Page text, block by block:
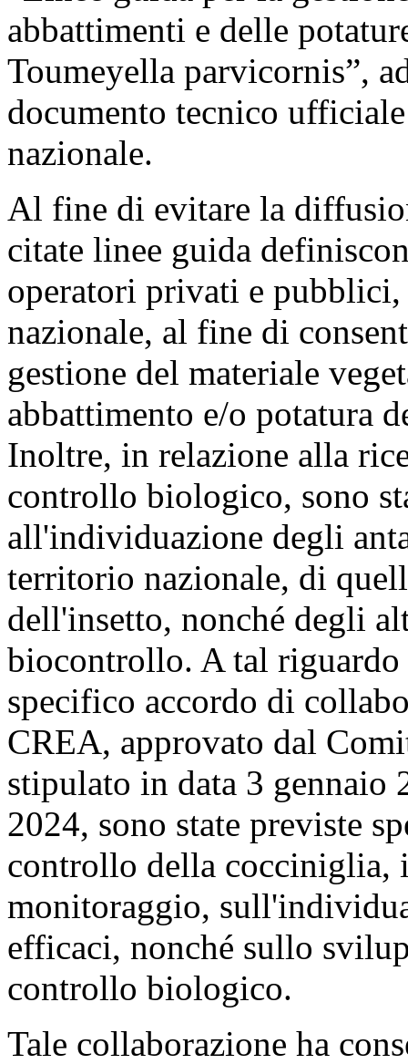
abbattimenti e delle
Toumeyella parvicornis”,
documento tecnico
nazionale.
Al fine di evitare la
citate linee guida
operatori privati e
nazionale, al fine di
gestione del materiale
abbattimento e/o potatura
Inoltre, in relazione alla
controllo biologico, sono
all'individuazione degli
territorio nazionale, di
dell'insetto, nonché degli
biocontrollo. A tal
specifico accordo di
CREA, approvato dal
stipulato in data 3 gennaio
2024, sono state previste
controllo della cocciniglia,
monitoraggio,
efficaci, nonché sullo
controllo biologico.
Tale collaborazione ha